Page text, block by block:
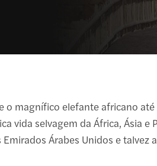
magnífico elefante africano
vida selvagem da África, Ásia e
Árabes Unidos e talvez